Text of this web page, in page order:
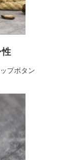
性
プボタン